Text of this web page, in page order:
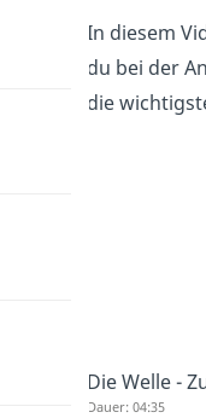
In diesem
du bei der
die
Die Welle -
Dauer: 04:35